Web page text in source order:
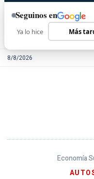
8/8/2026
Economía
Seguinos en
Ya lo hice Más